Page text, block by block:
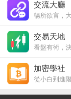
交流大廳
交易天地
加密學社